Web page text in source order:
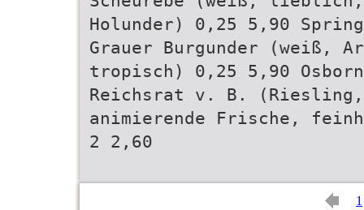
Holunder) 0,25 5,90
Grauer Burgunder (weiß,
tropisch) 0,25 5,90
Reichsrat v. B.
animierende Frische,
2 2,60
1